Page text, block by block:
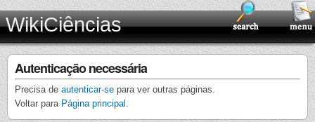
WikiCiências
Autenticação necessária
Precisa de autenticar-se para ver outras páginas.
Voltar para Página principal .